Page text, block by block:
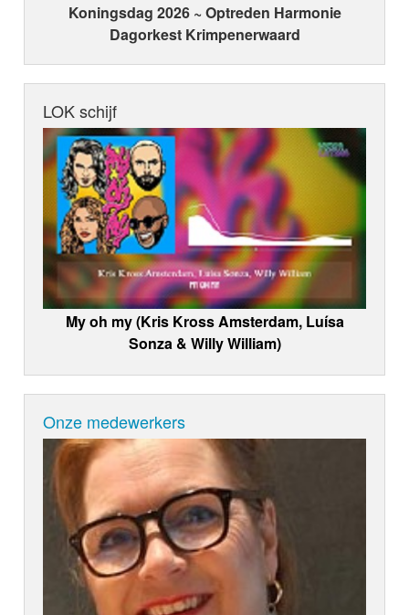
Koningsdag 2026 ~ Optreden Harmonie
Dagorkest Krimpenerwaard
LOK schijf
My oh my (Kris Kross Amsterdam, Luísa
Sonza & Willy William)
Onze medewerkers